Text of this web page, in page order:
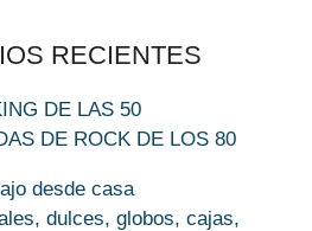
RECIENTES
DE LAS 50
DE ROCK DE LOS 80
desde casa
dulces, globos, cajas,